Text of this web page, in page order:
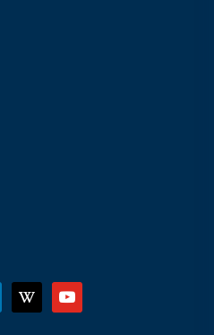
wikipediayoutube